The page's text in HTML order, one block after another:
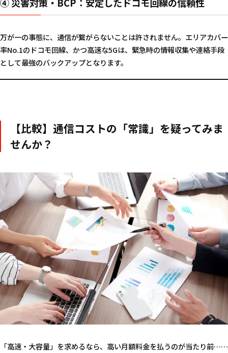
万が一の事態に、通信が繋がらないことは許されません。エリアカバー
率No.1のドコモ回線、かつ高速な5Gは、緊急時の情報収集や連絡手段
として最強のバックアップとなります。
【比較】通信コストの「常識」を疑ってみま
せんか？
「高速・大容量」を求めるなら、高い月額料金を払うのが当たり前……